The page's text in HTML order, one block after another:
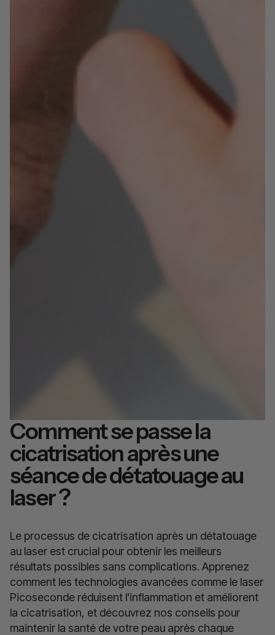
Comment se passe la
cicatrisation après une
séance de détatouage au
laser ?
Le processus de cicatrisation après un détatouage
au laser est crucial pour obtenir les meilleurs
résultats possibles sans complications. Apprenez
comment les technologies avancées comme le laser
Picoseconde réduisent l’inflammation et améliorent
la cicatrisation, et découvrez nos conseils pour
maintenir la santé de votre peau après chaque